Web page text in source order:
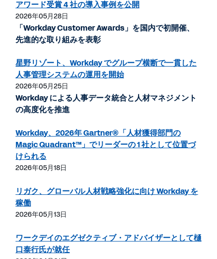
アワード受賞 4 社の導入事例を公開
2026年05月28日
「Workday Customer Awards」を国内で初開催、
先進的な取り組みを表彰
星野リゾート、Workday でグループ横断で一貫した
人事管理システムの運用を開始
2026年05月25日
Workday による人事データ統合と人材マネジメント
の高度化を推進
Workday、2026年 Gartner®「人材獲得部門の
Magic Quadrant™」でリーダーの 1 社として位置づ
けられる
2026年05月18日
リガク、グローバル人材戦略強化に向け Workday を
稼働
2026年05月13日
ワークデイのエグゼクティブ・アドバイザーとして樋
口泰行氏が就任